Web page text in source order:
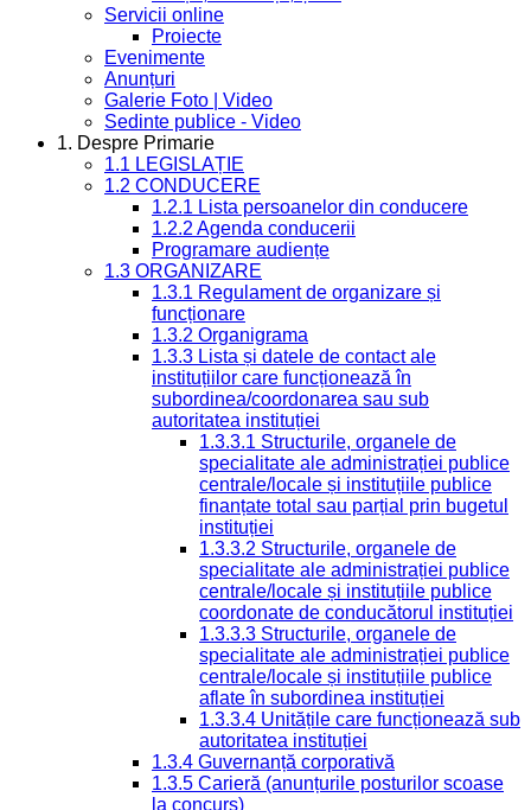
Servicii online
Proiecte
Evenimente
Anunțuri
Galerie Foto | Video
Sedinte publice - Video
1. Despre Primarie
1.1 LEGISLAȚIE
1.2 CONDUCERE
1.2.1 Lista persoanelor din conducere
1.2.2 Agenda conducerii
Programare audiențe
1.3 ORGANIZARE
1.3.1 Regulament de organizare și
funcționare
1.3.2 Organigrama
1.3.3 Lista și datele de contact ale
instituțiilor care funcționează în
subordinea/coordonarea sau sub
autoritatea instituției
1.3.3.1 Structurile, organele de
specialitate ale administrației publice
centrale/locale și instituțiile publice
finanțate total sau parțial prin bugetul
instituției
1.3.3.2 Structurile, organele de
specialitate ale administrației publice
centrale/locale și instituțiile publice
coordonate de conducătorul instituției
1.3.3.3 Structurile, organele de
specialitate ale administrației publice
centrale/locale și instituțiile publice
aflate în subordinea instituției
1.3.3.4 Unitățile care funcționează sub
autoritatea instituției
1.3.4 Guvernanță corporativă
1.3.5 Carieră (anunțurile posturilor scoase
la concurs)